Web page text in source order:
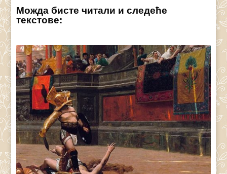
Можда бисте читали и следеће
текстове: